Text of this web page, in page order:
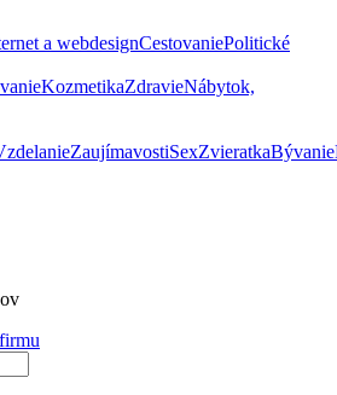
a webdesignCestovaniePolitické
KozmetikaZdravieNábytok,
ZaujímavostiSexZvieratkaBývanie